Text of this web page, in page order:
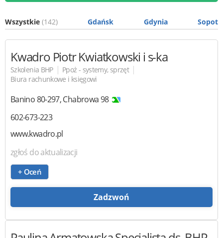
Wszystkie (142) Gdańsk Gdynia Sopot
Kwadro Piotr Kwiatkowski i s-ka
Szkolenia BHP | Ppoż - systemy, sprzęt |
Biura rachunkowe i księgowi
Banino80-297,Chabrowa 98
602-673-223
www.kwadro.pl
zgłoś do aktualizacji
+ Oceń
Zadzwoń